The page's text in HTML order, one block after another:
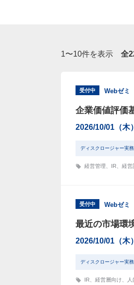
1〜10件を表示 全
受付中 Webゼミ
企業価値評価
2026/10/01（木
ディスクロージャー
経営管理 IR 経営
受付中 Webゼミ
最近の市場環
2026/10/01（木
ディスクロージャー
IR 経営層向け